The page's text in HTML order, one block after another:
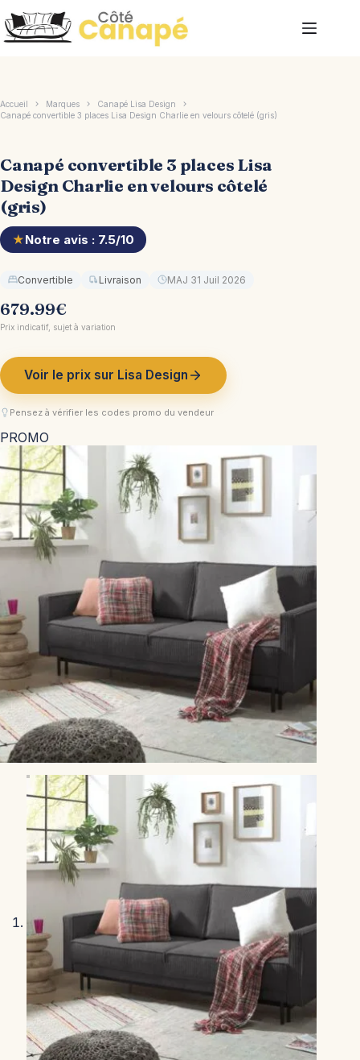
au
contenu
Accueil Marques
Canapé Lisa Design
Canapé convertible 3 places Lisa Design Charlie en velours côtelé (gris)
PROMO
Canapé convertible 3 places Lisa
Design Charlie en velours côtelé
(gris)
★Notre avis : 7.5/10
Convertible Livraison MAJ 31 Juil 2026
679.99€
Prix indicatif, sujet à variation
Voir le prix sur Lisa Design
Pensez à vérifier les codes promo du vendeur